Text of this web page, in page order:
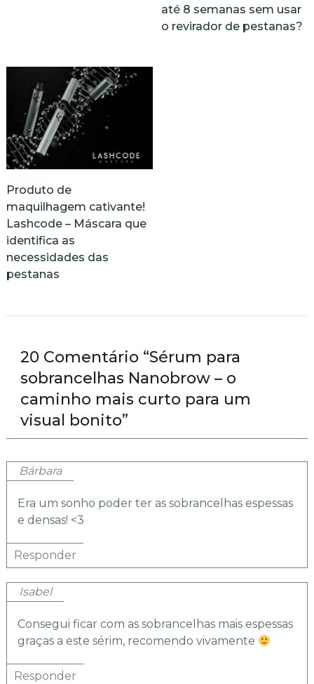
até 8 semanas sem usar
o revirador de pestanas?
Produto de
maquilhagem cativante!
Lashcode – Máscara que
identifica as
necessidades das
pestanas
20 Comentário “Sérum para
sobrancelhas Nanobrow – o
caminho mais curto para um
visual bonito”
Bárbara
Era um sonho poder ter as sobrancelhas espessas
e densas! <3
Responder
Isabel
Consegui ficar com as sobrancelhas mais espessas
graças a este sérim, recomendo vivamente
Responder